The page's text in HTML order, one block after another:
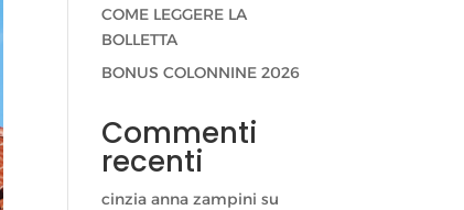
COME LEGGERE LA
BOLLETTA
BONUS COLONNINE 2026
Commenti
recenti
cinzia anna zampini su